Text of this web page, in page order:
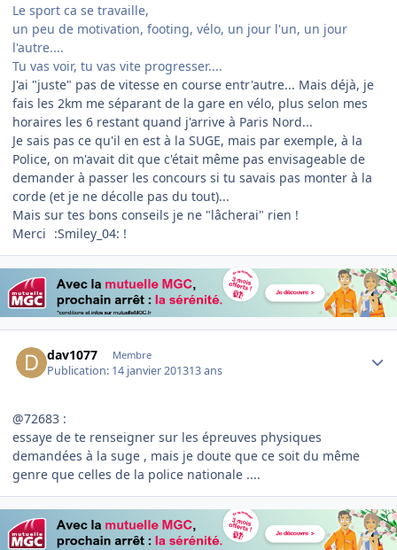
Le sport ca se travaille,
un peu de motivation, footing, vélo, un jour l'un, un jour
l'autre....
Tu vas voir, tu vas vite progresser....
J'ai "juste" pas de vitesse en course entr'autre... Mais déjà, je
fais les 2km me séparant de la gare en vélo, plus selon mes
horaires les 6 restant quand j'arrive à Paris Nord...
Je sais pas ce qu'il en est à la SUGE, mais par exemple, à la
Police, on m'avait dit que c'était même pas envisageable de
demander à passer les concours si tu savais pas monter à la
corde (et je ne décolle pas du tout)...
Mais sur tes bons conseils je ne "lâcherai" rien !
Merci :Smiley_04: !
dav1077 Membre
Publication: 14 janvier 201313 ans
@72683 :
essaye de te renseigner sur les épreuves physiques
demandées à la suge , mais je doute que ce soit du même
genre que celles de la police nationale ....